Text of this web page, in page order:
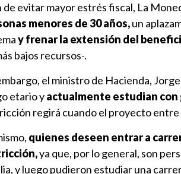
de evitar mayor estrés fiscal, La
menores de 30 años,un
y frenar la extensión del
bajos recursos-.
el ministro de Hacienda,
etario yactualmente estudian
regirá cuando el proyecto entre
quienes deseen entrar a
ya que, por lo general, son
y luego pudieron estudiar una